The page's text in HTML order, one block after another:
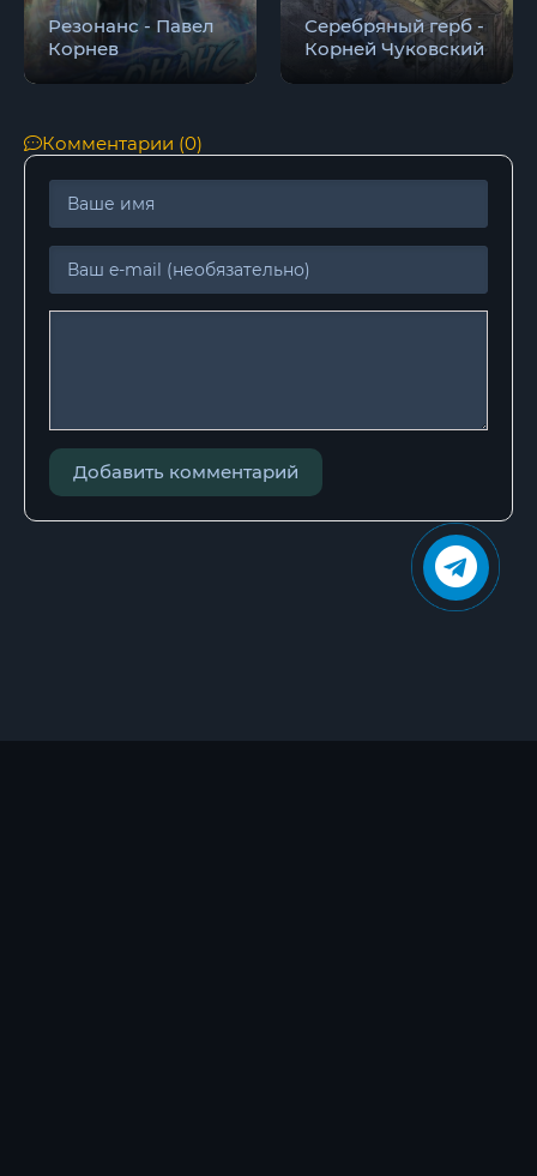
Резонанс - Павел
Корнев
Серебряный герб -
Корней Чуковский
Комментарии (0)
Добавить комментарий